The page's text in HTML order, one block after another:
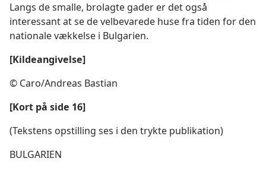
Langs de smalle, brolagte gader er det også
interessant at se de velbevarede huse fra tiden for den
nationale vækkelse i Bulgarien.
[Kildeangivelse]
© Caro/​Andreas Bastian
[Kort på side 16]
(Tekstens opstilling ses i den trykte publikation)
BULGARIEN